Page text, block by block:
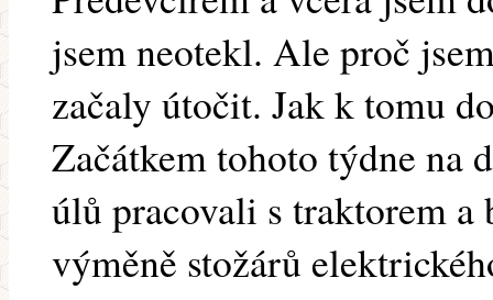
jsem neotekl. Ale proč
začaly útočit. Jak k tomu
Začátkem tohoto týdne na
úlů pracovali s traktorem a
výměně stožárů